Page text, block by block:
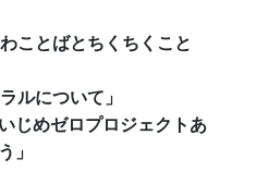
とばとちくちくこと
ルについて」
めゼロプロジェクトあ
」